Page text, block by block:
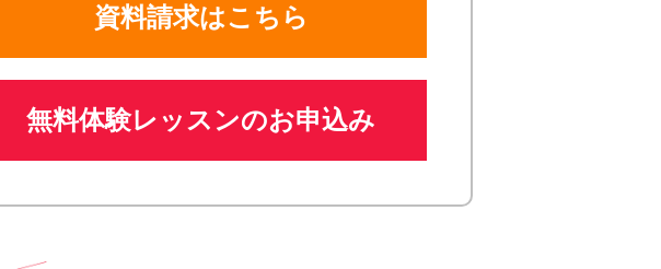
資料請求はこちら
無料体験レッスンのお申込み